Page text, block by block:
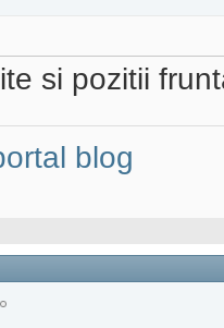
si pozitii
blog